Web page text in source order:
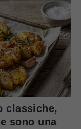
classiche,
sono una